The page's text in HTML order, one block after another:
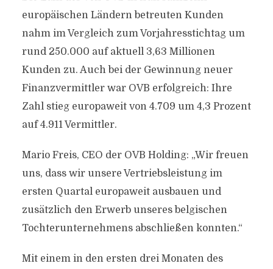
europäischen Ländern betreuten Kunden
nahm im Vergleich zum Vorjahresstichtag um
rund 250.000 auf aktuell 3,63 Millionen
Kunden zu. Auch bei der Gewinnung neuer
Finanzvermittler war OVB erfolgreich: Ihre
Zahl stieg europaweit von 4.709 um 4,3 Prozent
auf 4.911 Vermittler.
Mario Freis, CEO der OVB Holding: „Wir freuen
uns, dass wir unsere Vertriebsleistung im
ersten Quartal europaweit ausbauen und
zusätzlich den Erwerb unseres belgischen
Tochterunternehmens abschließen konnten.“
Mit einem in den ersten drei Monaten des